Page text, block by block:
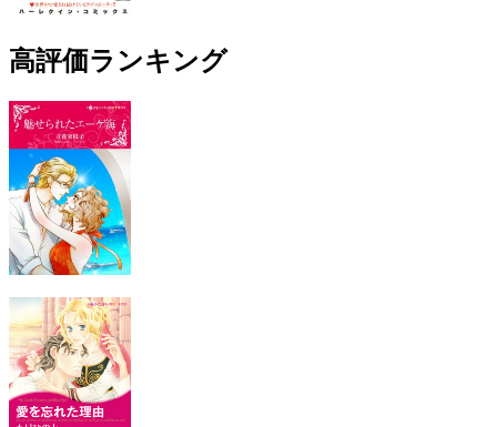
高評価ランキング